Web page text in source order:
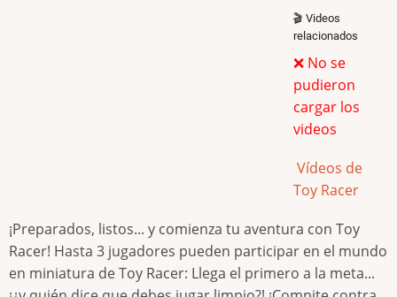
🎬 Videos
relacionados
❌ No se
pudieron
cargar los
videos
Vídeos de
Toy Racer
¡Preparados, listos... y comienza tu aventura con Toy
Racer! Hasta 3 jugadores pueden participar en el mundo
en miniatura de Toy Racer: Llega el primero a la meta...